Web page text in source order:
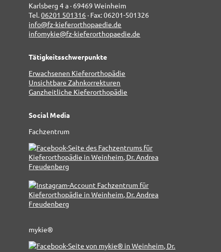
Karlsberg 4 a · 69469 Weinheim
Tel.06201 501316 · Fax: 06201-501326
info@fz-kieferorthopaedie.de
infomykie@fz-kieferorthopaedie.de
Tätigkeitsschwerpunkte
Erwachsenen Kieferorthopädie
Unsichtbare Zahnkorrekturen
Ganzheitliche Kieferorthopädie
Social Media
Fachzentrum
mykie®